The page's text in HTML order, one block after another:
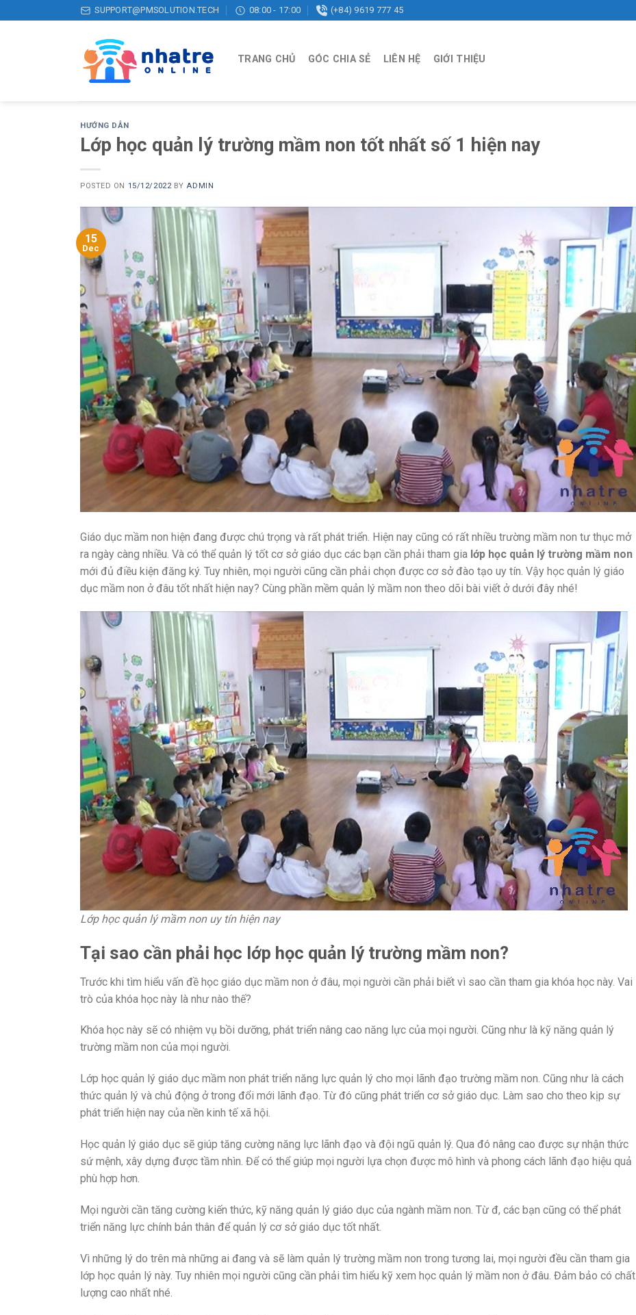
to
SUPPORT@PMSOLUTION.TECH 08:00 - 17:00 (+84) 9619 777 45
TRANG CHỦ GÓC CHIA SẺ LIÊN HỆ GIỚI THIỆU
HƯỚNG DẪN
Lớp học quản lý trường mầm non tốt nhất số 1 hiện nay
POSTED ON 15/12/2022 BY ADMIN
15
Dec
Giáo dục mầm non hiện đang được chú trọng và rất phát triển. Hiện nay cũng có rất nhiều trường mầm non tư thục mở
ra ngày càng nhiều. Và có thể quản lý tốt cơ sở giáo dục các bạn cần phải tham gia lớp học quản lý trường mầm non
mới đủ điều kiện đăng ký. Tuy nhiên, mọi người cũng cần phải chọn được cơ sở đào tạo uy tín. Vậy học quản lý giáo
dục mầm non ở đâu tốt nhất hiện nay? Cùng phần mềm quản lý mầm non theo dõi bài viết ở dưới đây nhé!
Lớp học quản lý mầm non uy tín hiện nay
Tại sao cần phải học lớp học quản lý trường mầm non?
Trước khi tìm hiểu vấn đề học giáo dục mầm non ở đâu, mọi người cần phải biết vì sao cần tham gia khóa học này. Vai
trò của khóa học này là như nào thế?
Khóa học này sẽ có nhiệm vụ bồi dưỡng, phát triển nâng cao năng lực của mọi người. Cũng như là kỹ năng quản lý
trường mầm non của mọi người.
Lớp học quản lý giáo dục mầm non phát triển năng lực quản lý cho mọi lãnh đạo trường mầm non. Cũng như là cách
thức quản lý và chủ động ở trong đổi mới lãnh đạo. Từ đó cũng phát triển cơ sở giáo dục. Làm sao cho theo kịp sự
phát triển hiện nay của nền kinh tế xã hội.
Học quản lý giáo dục sẽ giúp tăng cường năng lực lãnh đạo và đội ngũ quản lý. Qua đó nâng cao được sự nhận thức
sứ mệnh, xây dựng được tầm nhìn. Để có thể giúp mọi người lựa chọn được mô hình và phong cách lãnh đạo hiệu quả
phù hợp hơn.
Mọi người cần tăng cường kiến thức, kỹ năng quản lý giáo dục của ngành mầm non. Từ đ, các bạn cũng có thể phát
triển năng lực chính bản thân để quản lý cơ sở giáo dục tốt nhất.
Vì những lý do trên mà những ai đang và sẽ làm quản lý trường mầm non trong tương lai, mọi người đều cần tham gia
lớp học quản lý này. Tuy nhiên mọi người cũng cần phải tìm hiểu kỹ xem học quản lý mầm non ở đâu. Đảm bảo có chất
lượng cao nhất nhé.